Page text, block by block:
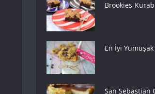
Brookies-
En İyi
San Sebastian